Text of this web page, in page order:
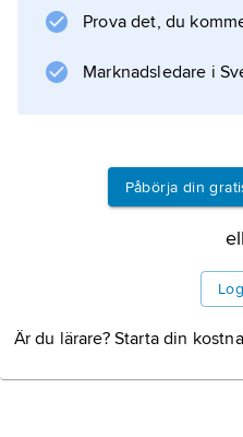
Prova det, du
Marknadsledare i
Påbörja din
Är du lärare? Starta din